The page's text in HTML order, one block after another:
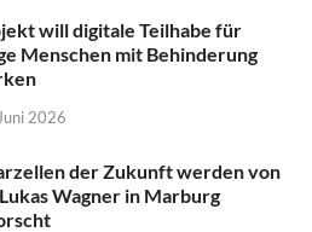
will digitale Teilhabe für
Menschen mit Behinderung
2026
der Zukunft werden von
Wagner in Marburg